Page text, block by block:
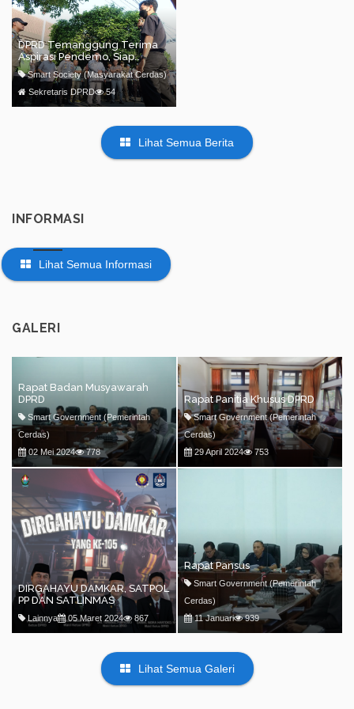
Kepada Masyarakat
DPRD Temanggung Terima
Aspirasi Pendemo, Siap
Teruskan ke Pusat
Smart Society (Masyarakat Cerdas)
Sekretaris DPRD
54
Lihat Semua Berita
INFORMASI
Lihat Semua Informasi
GALERI
Rapat Badan Musyawarah
DPRD
Smart Government (Pemerintah
Cerdas)
02 Mei 2024
778
Rapat Panitia Khusus DPRD
Smart Government (Pemerintah
Cerdas)
29 April 2024
753
DIRGAHAYU DAMKAR, SATPOL
PP DAN SATLINMAS
Lainnya 05 Maret 2024 867
Rapat Pansus
Smart Government (Pemerintah
Cerdas)
11 Januari
939
Lihat Semua Galeri